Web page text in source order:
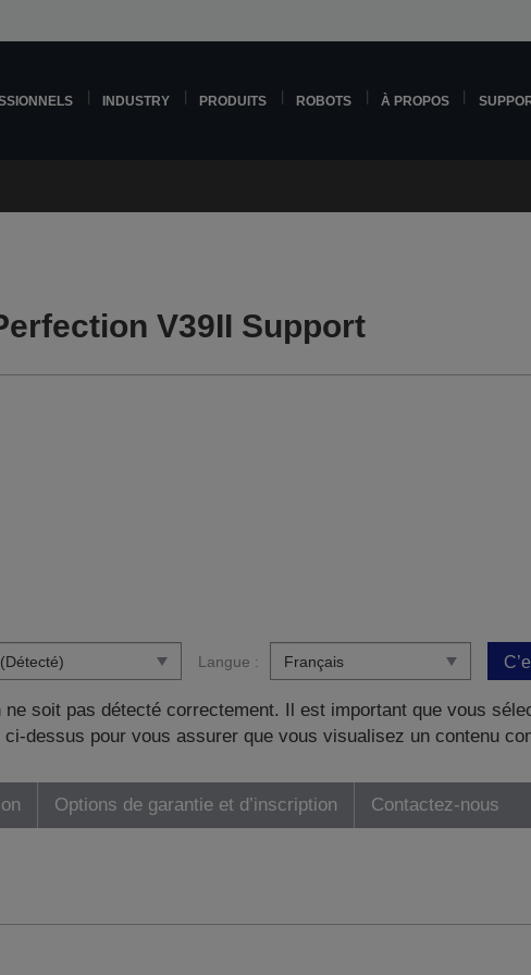
INDUSTRY PRODUITS ROBOTS À PROPOS
V39II Support
Langue :
soit pas détecté correctement. Il est important que vous
dessus pour vous assurer que vous visualisez un contenu
Options de garantie et d’inscription Contactez-nous